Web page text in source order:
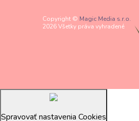
Copyright © Magic Media s.r.o.
2026 Všetky práva vyhradené
Spravovať nastavenia Cookies